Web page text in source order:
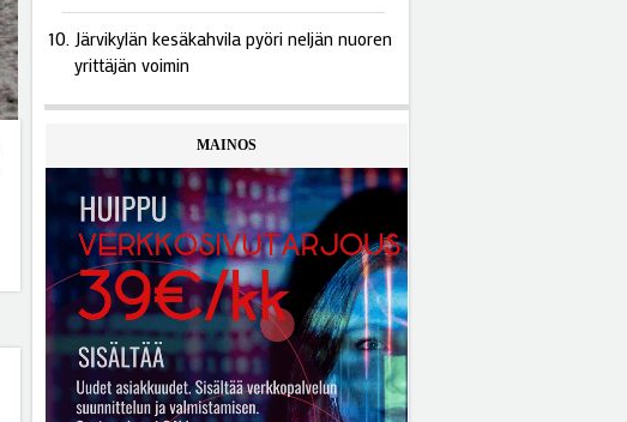
Järvikylän kesäkahvila pyöri neljän nuoren
yrittäjän voimin
MAINOS